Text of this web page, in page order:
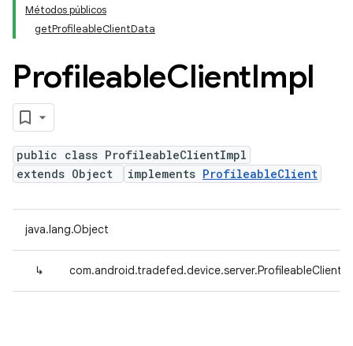
Métodos públicos
getProfileableClientData
ProfileableClientImpl
public class ProfileableClientImpl
extends Object
implements ProfileableClient
java.lang.Object
↳